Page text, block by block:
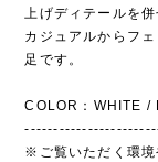
上げディテールを
カジュアルからフ
足です。
COLOR：WHITE /
※ご覧いただく環境